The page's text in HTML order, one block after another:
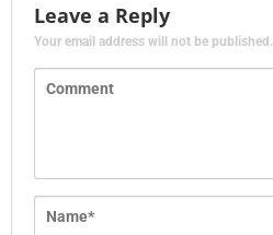
Leave a Reply
Your email address will not be published.